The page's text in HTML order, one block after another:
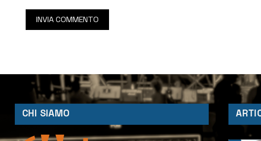
CHI SIAMO